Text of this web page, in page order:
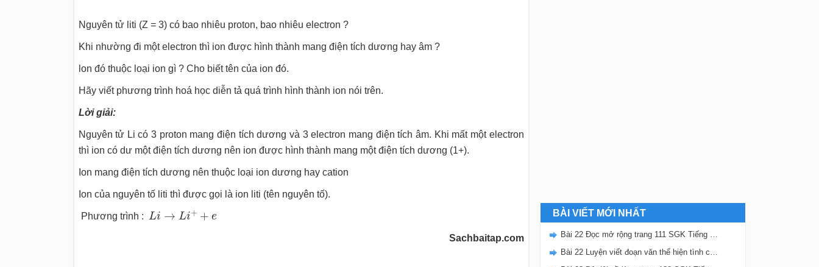
Nguyên tử liti (Z = 3) có bao nhiêu proton, bao nhiêu electron ?
Khi nhường đi một electron thì ion được hình thành mang điện tích dương hay âm ?
lon đó thuộc loại ion gì ? Cho biết tên của ion đó.
Hãy viết phương trình hoá học diễn tả quá trình hình thành ion nói trên.
Lời giải:
Nguyên tử Li có 3 proton mang điện tích dương và 3 electron mang điện tích âm. Khi mất một electron
thì ion có dư một điện tích dương nên ion được hình thành mang một điện tích dương (1+).
Ion mang điện tích dương nên thuộc loại ion dương hay cation
Ion của nguyên tố liti thì được gọi là ion liti (tên nguyên tố).
Phương trình : Li → Li+ + e
L → + +e
Sachbaitap.com
BÀI VIẾT MỚI NHẤT
Bài 22 Đọc mở rộng trang 111 SGK Tiếng Việt 5 Kết nối tri thức tập 2
Bài 22 Luyện viết đoạn văn thể hiện tình cảm, cảm xúc về một sự việc trang 111 SGK Tiếng Việt 5 Kết nối tri thức tập 2